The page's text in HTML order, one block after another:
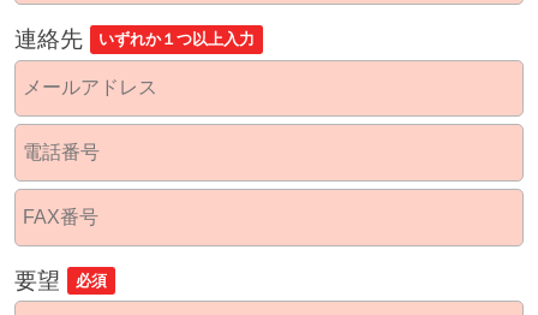
連絡先 いずれか１つ以上入力
要望 必須